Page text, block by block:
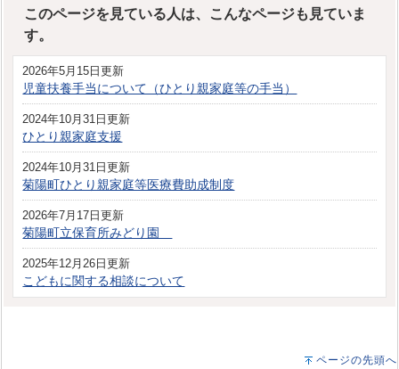
このページを見ている人は、こんなページも見ていま
す。
2026年5月15日更新
児童扶養手当について（ひとり親家庭等の手当）
2024年10月31日更新
ひとり親家庭支援
2024年10月31日更新
菊陽町ひとり親家庭等医療費助成制度
2026年7月17日更新
菊陽町立保育所みどり園
2025年12月26日更新
こどもに関する相談について
ページの先頭へ